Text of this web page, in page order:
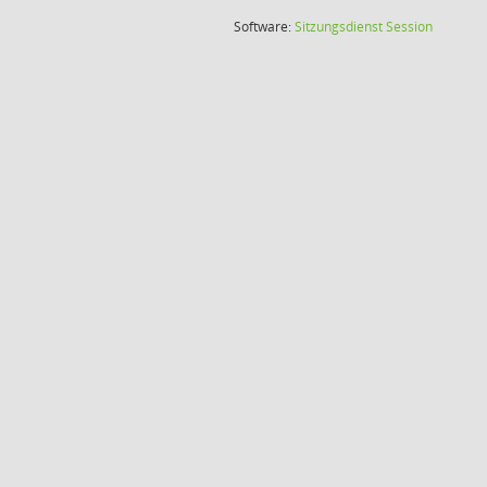
Software:SitzungsdienstSession(Wird in